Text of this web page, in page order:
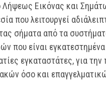
Λήψεως Εικόνας και
που λειτουργεί
σήματα από τα
που είναι
εγκαταστάτες, για
όσο και